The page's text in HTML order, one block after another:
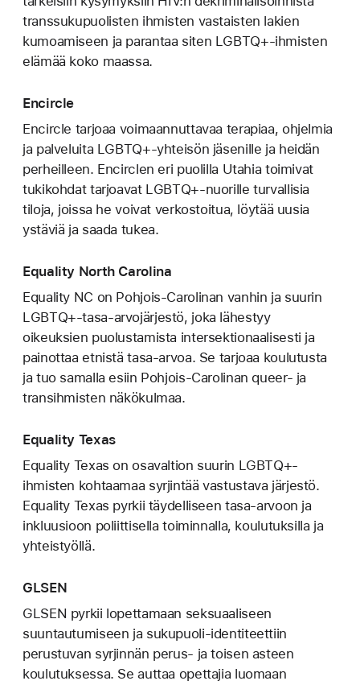
transsukupuolisten ihmisten vastaisten lakien
kumoamiseen ja parantaa siten LGBTQ+-ihmisten
elämää koko maassa.
Encircle
Encircle tarjoaa voimaannuttavaa terapiaa, ohjelmia
ja palveluita LGBTQ+‑yhteisön jäsenille ja heidän
perheilleen. Encirclen eri puolilla Utahia toimivat
tukikohdat tarjoavat LGBTQ+-nuorille turvallisia
tiloja, joissa he voivat verkostoitua, löytää uusia
ystäviä ja saada tukea.
Equality North Carolina
Equality NC on Pohjois-Carolinan vanhin ja suurin
LGBTQ+-tasa-arvojärjestö, joka lähestyy
oikeuksien puolustamista intersektionaalisesti ja
painottaa etnistä tasa-arvoa. Se tarjoaa koulutusta
ja tuo samalla esiin Pohjois-Carolinan queer- ja
transihmisten näkökulmaa.
Equality Texas
Equality Texas on osavaltion suurin LGBTQ+-
ihmisten kohtaamaa syrjintää vastustava järjestö.
Equality Texas pyrkii täydelliseen tasa-arvoon ja
inkluusioon poliittisella toiminnalla, koulutuksilla ja
yhteistyöllä.
GLSEN
GLSEN pyrkii lopettamaan seksuaaliseen
suuntautumiseen ja sukupuoli-identiteettiin
perustuvan syrjinnän perus- ja toisen asteen
koulutuksessa. Se auttaa opettajia luomaan